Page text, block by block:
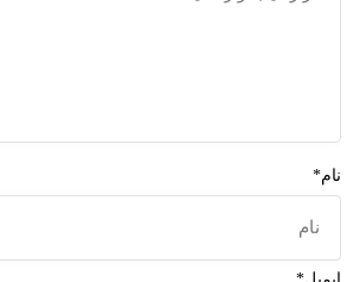
نام*